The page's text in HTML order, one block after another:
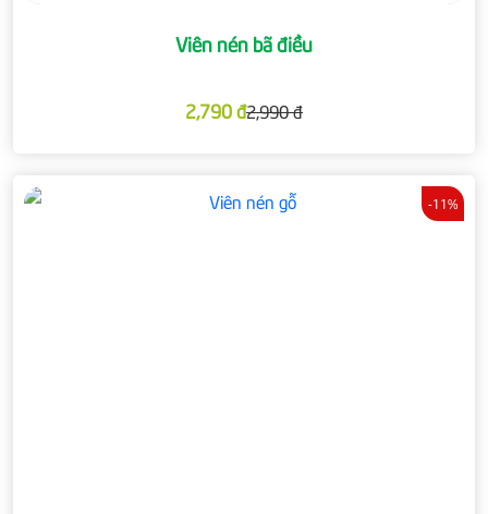
Viên nén bã điều
2,790 đ2,990 đ
-11%